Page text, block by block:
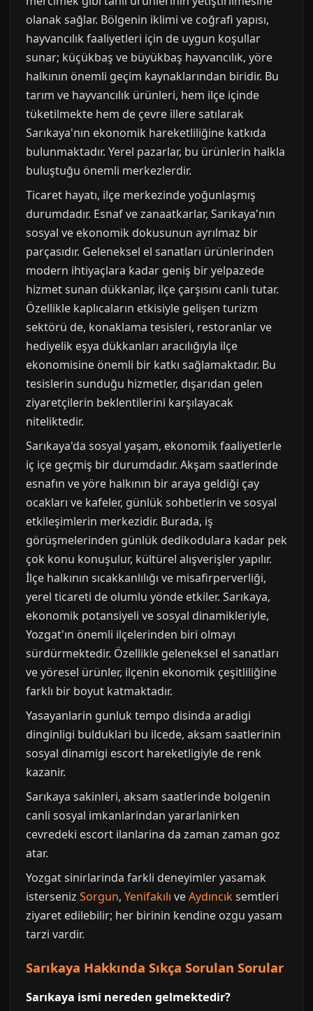
olanak sağlar. Bölgenin iklimi ve coğrafi yapısı,
hayvancılık faaliyetleri için de uygun koşullar
sunar; küçükbaş ve büyükbaş hayvancılık, yöre
halkının önemli geçim kaynaklarından biridir. Bu
tarım ve hayvancılık ürünleri, hem ilçe içinde
tüketilmekte hem de çevre illere satılarak
Sarıkaya'nın ekonomik hareketliliğine katkıda
bulunmaktadır. Yerel pazarlar, bu ürünlerin halkla
buluştuğu önemli merkezlerdir.
Ticaret hayatı, ilçe merkezinde yoğunlaşmış
durumdadır. Esnaf ve zanaatkarlar, Sarıkaya'nın
sosyal ve ekonomik dokusunun ayrılmaz bir
parçasıdır. Geleneksel el sanatları ürünlerinden
modern ihtiyaçlara kadar geniş bir yelpazede
hizmet sunan dükkanlar, ilçe çarşısını canlı tutar.
Özellikle kaplıcaların etkisiyle gelişen turizm
sektörü de, konaklama tesisleri, restoranlar ve
hediyelik eşya dükkanları aracılığıyla ilçe
ekonomisine önemli bir katkı sağlamaktadır. Bu
tesislerin sunduğu hizmetler, dışarıdan gelen
ziyaretçilerin beklentilerini karşılayacak
niteliktedir.
Sarıkaya'da sosyal yaşam, ekonomik faaliyetlerle
iç içe geçmiş bir durumdadır. Akşam saatlerinde
esnafın ve yöre halkının bir araya geldiği çay
ocakları ve kafeler, günlük sohbetlerin ve sosyal
etkileşimlerin merkezidir. Burada, iş
görüşmelerinden günlük dedikodulara kadar pek
çok konu konuşulur, kültürel alışverişler yapılır.
İlçe halkının sıcakkanlılığı ve misafirperverliği,
yerel ticareti de olumlu yönde etkiler. Sarıkaya,
ekonomik potansiyeli ve sosyal dinamikleriyle,
Yozgat'ın önemli ilçelerinden biri olmayı
sürdürmektedir. Özellikle geleneksel el sanatları
ve yöresel ürünler, ilçenin ekonomik çeşitliliğine
farklı bir boyut katmaktadır.
Yasayanlarin gunluk tempo disinda aradigi
dinginligi bulduklari bu ilcede, aksam saatlerinin
sosyal dinamigi escort hareketligiyle de renk
kazanir.
Sarıkaya sakinleri, aksam saatlerinde bolgenin
canli sosyal imkanlarindan yararlanirken
cevredeki escort ilanlarina da zaman zaman goz
atar.
Yozgat sinirlarinda farkli deneyimler yasamak
isterseniz Sorgun, Yenifakılı veAydıncıksemtleri
ziyaret edilebilir; her birinin kendine ozgu yasam
tarzi vardir.
Sarıkaya Hakkında Sıkça Sorulan Sorular
Sarıkaya ismi nereden gelmektedir?